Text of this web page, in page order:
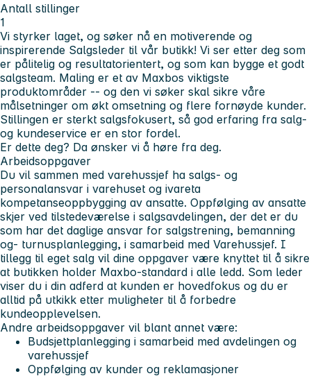
Antall stillinger
1
Vi styrker laget, og søker nå en motiverende og
inspirerende Salgsleder til vår butikk! Vi ser etter deg som
er pålitelig og resultatorientert, og som kan bygge et godt
salgsteam. Maling er et av Maxbos viktigste
produktområder -- og den vi søker skal sikre våre
målsetninger om økt omsetning og flere fornøyde kunder.
Stillingen er sterkt salgsfokusert, så god erfaring fra salg-
og kundeservice er en stor fordel.
Er dette deg? Da ønsker vi å høre fra deg.
Arbeidsoppgaver
Du vil sammen med varehussjef ha salgs- og
personalansvar i varehuset og ivareta
kompetanseoppbygging av ansatte. Oppfølging av ansatte
skjer ved tilstedeværelse i salgsavdelingen, der det er du
som har det daglige ansvar for salgstrening, bemanning
og- turnusplanlegging, i samarbeid med Varehussjef. I
tillegg til eget salg vil dine oppgaver være knyttet til å sikre
at butikken holder Maxbo-standard i alle ledd. Som leder
viser du i din adferd at kunden er hovedfokus og du er
alltid på utkikk etter muligheter til å forbedre
kundeopplevelsen.
Andre arbeidsoppgaver vil blant annet være:
Budsjettplanlegging i samarbeid med avdelingen og
varehussjef
Oppfølging av kunder og reklamasjoner